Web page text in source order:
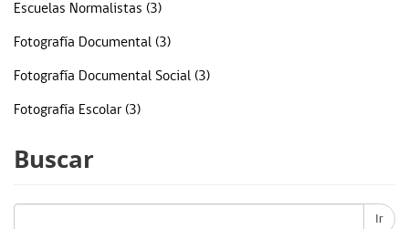
Escuelas Normalistas (3)
Fotografía Documental (3)
Fotografía Documental Social (3)
Fotografía Escolar (3)
Buscar
Ir